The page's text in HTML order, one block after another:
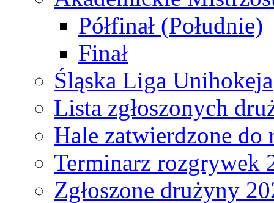
Półfinał (Południe)
Finał
Śląska Liga Unihokeja
Lista zgłoszonych
Hale zatwierdzone do
Terminarz rozgrywek
Zgłoszone drużyny